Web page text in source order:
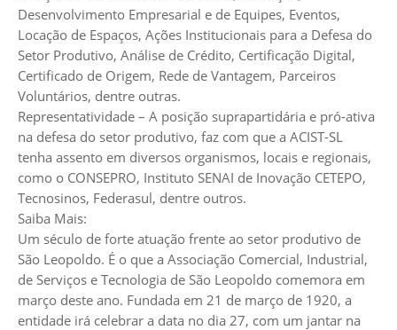
Desenvolvimento Empresarial e de Equipes, Eventos,
Locação de Espaços, Ações Institucionais para a Defesa do
Setor Produtivo, Análise de Crédito, Certificação Digital,
Certificado de Origem, Rede de Vantagem, Parceiros
Voluntários, dentre outras.
Representatividade – A posição suprapartidária e pró-ativa
na defesa do setor produtivo, faz com que a ACIST-SL
tenha assento em diversos organismos, locais e regionais,
como o CONSEPRO, Instituto SENAI de Inovação CETEPO,
Tecnosinos, Federasul, dentre outros.
Saiba Mais:
Um século de forte atuação frente ao setor produtivo de
São Leopoldo. É o que a Associação Comercial, Industrial,
de Serviços e Tecnologia de São Leopoldo comemora em
março deste ano. Fundada em 21 de março de 1920, a
entidade irá celebrar a data no dia 27, com um jantar na